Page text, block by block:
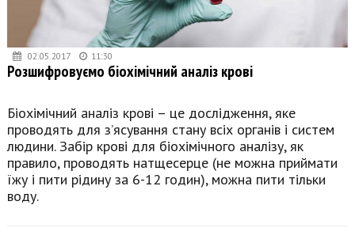
02.05.2017 11:30
Розшифровуємо біохімічний аналіз крові
Біохімічний аналіз крові – це дослідження, яке
проводять для з’ясування стану всіх органів і систем
людини. Забір крові для біохімічного аналізу, як
правило, проводять натщесерце (не можна приймати
їжу і пити рідину за 6-12 годин), можна пити тільки
воду.